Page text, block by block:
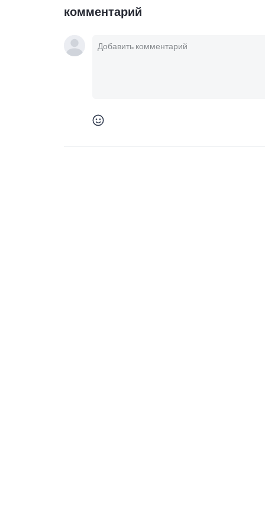
комментарий